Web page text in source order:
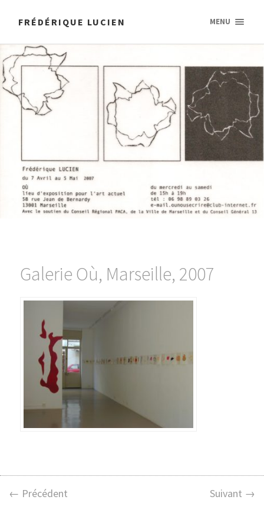
FRÉDÉRIQUE LUCIEN MENU
Galerie Où, Marseille, 2007
← Précédent Suivant →